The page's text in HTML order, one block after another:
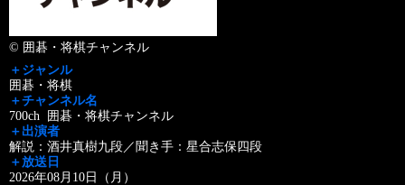
© 囲碁・将棋チャンネル
＋ジャンル
囲碁・将棋
＋チャンネル名
700ch 囲碁・将棋チャンネル
＋出演者
解説：酒井真樹九段／聞き手：星合志保四段
＋放送日
2026年08月10日（月）